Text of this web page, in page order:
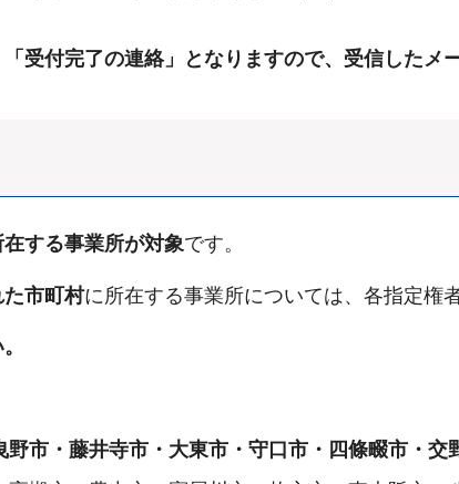
受付完了の連絡」となりますので、受信したメ
する事業所が対象です。
市町村に所在する事業所については、各指定権
野市・藤井寺市・大東市・守口市・四條畷市・交